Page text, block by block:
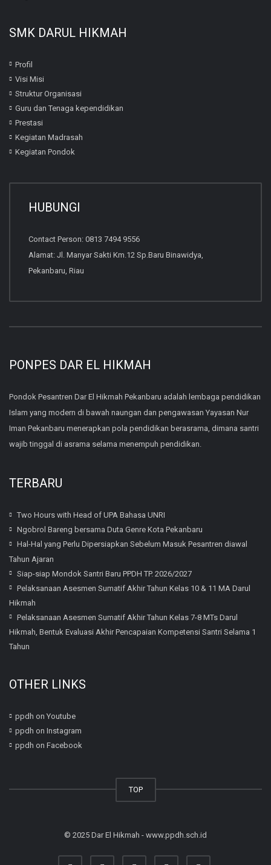
SMK DARUL HIKMAH
Profil
Visi Misi
Struktur Organisasi
Guru dan Tenaga kependidikan
Prestasi
Kegiatan Madrasah
Kegiatan Pondok
HUBUNGI
Contact Person: 0813 7494 9556
Alamat: Jl. Manyar Sakti Km.12 Sp.Baru Binawidya,
Pekanbaru, Riau
PONPES DAR EL HIKMAH
Pondok Pesantren Dar El Hikmah Pekanbaru adalah lembaga pendidikan
Islam yang modern di bawah naungan dan pengawasan Yayasan Nur
Iman Pekanbaru menerapkan pola pendidikan berasrama, dimana santri
wajib tinggal di asrama selama menempuh pendidikan.
TERBARU
Two Hours with Head of UPA Bahasa UNRI
Ngobrol Bareng bersama Duta Genre Kota Pekanbaru
Hal-Hal yang Perlu Dipersiapkan Sebelum Masuk Pesantren diawal
Tahun Ajaran
Siap-siap Mondok Santri Baru PPDH TP. 2026/2027
Pelaksanaan Asesmen Sumatif Akhir Tahun Kelas 10 & 11 MA Darul
Hikmah
Pelaksanaan Asesmen Sumatif Akhir Tahun Kelas 7-8 MTs Darul
Hikmah, Bentuk Evaluasi Akhir Pencapaian Kompetensi Santri Selama 1
Tahun
OTHER LINKS
ppdh on Youtube
ppdh on Instagram
ppdh on Facebook
TOP
© 2025 Dar El Hikmah - www.ppdh.sch.id